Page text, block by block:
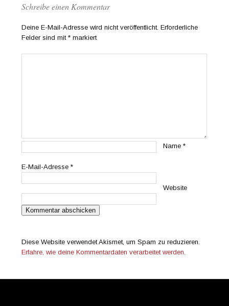
Schreibe einen Kommentar
Deine E-Mail-Adresse wird nicht veröffentlicht. Erforderliche
Felder sind mit* markiert
Name*
E-Mail-Adresse*
Website
Diese Website verwendet Akismet, um Spam zu reduzieren.
Erfahre, wie deine Kommentardaten verarbeitet werden.